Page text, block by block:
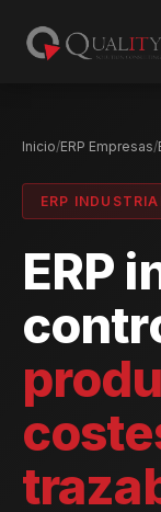
Inicio ERP Empresas
ERP
ERP